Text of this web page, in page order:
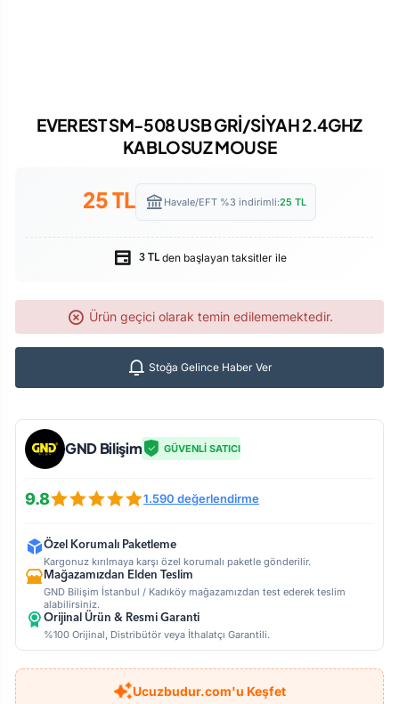
EVEREST SM-508 USB GRİ/SİYAH 2.4GHZ
KABLOSUZ MOUSE
25TL Havale/EFT %3 indirimli:25 TL
3 TLden başlayan taksitler ile
Ürün geçici olarak temin edilememektedir.
Stoğa Gelince Haber Ver
GND Bilişim GÜVENLİ SATICI
9.8 1.590 değerlendirme
Özel Korumalı Paketleme
Kargonuz kırılmaya karşı özel korumalı paketle gönderilir.
Mağazamızdan Elden Teslim
GND Bilişim İstanbul / Kadıköy mağazamızdan test ederek teslim
alabilirsiniz.
Orijinal Ürün & Resmi Garanti
%100 Orijinal, Distribütör veya İthalatçı Garantili.
Ucuzbudur.com'u Keşfet